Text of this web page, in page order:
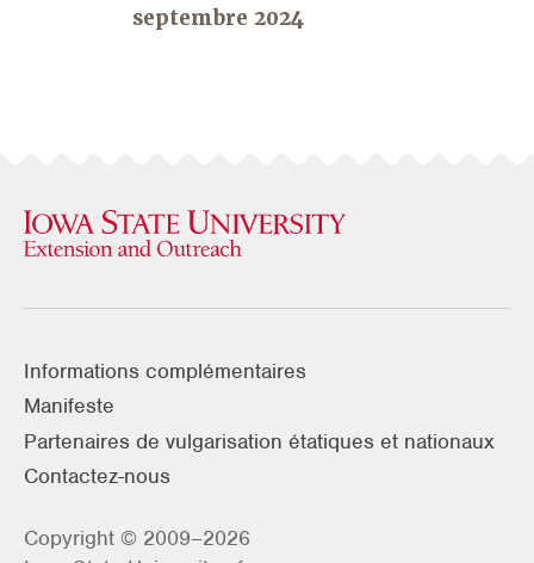
septembre 2024
Informations complémentaires
Manifeste
Partenaires de vulgarisation étatiques et nationaux
Contactez-nous
Copyright © 2009–2026